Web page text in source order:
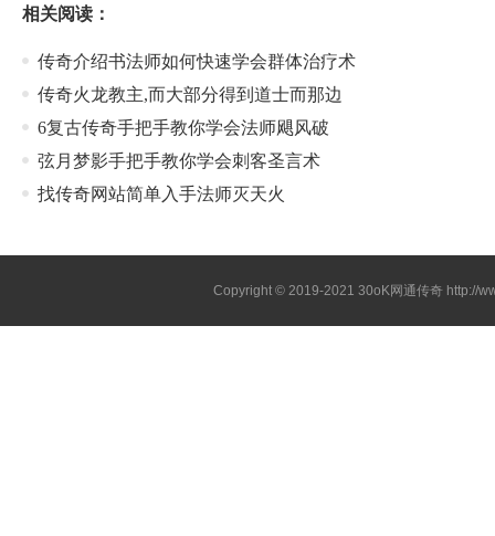
相关阅读：
传奇介绍书法师如何快速学会群体治疗术
传奇火龙教主,而大部分得到道士而那边
6复古传奇手把手教你学会法师飓风破
弦月梦影手把手教你学会刺客圣言术
找传奇网站简单入手法师灭天火
Copyright © 2019-202130oK网通传奇 http://